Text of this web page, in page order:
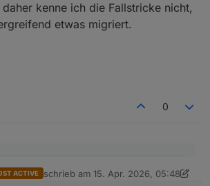
kenne ich die Fallstricke nicht,
etwas migriert.
0
K sagte:
ACTIVE schrieb am 15. Apr. 2026, 05:48
zuletzt editiert von Thomas Braun